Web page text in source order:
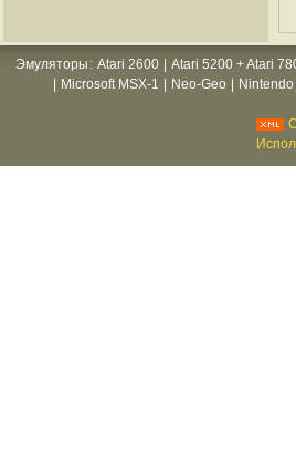
Эмуляторы : Atari 2600 Atari 5200 + Atari
Microsoft MSX-1 Neo-Geo